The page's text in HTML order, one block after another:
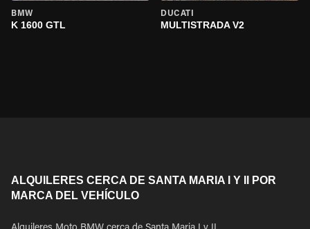
BMW
K 1600 GTL
DUCATI
MULTISTRADA V2
ALQUILERES CERCA DE SANTA MARIA I Y II POR
MARCA DEL VEHÍCULO